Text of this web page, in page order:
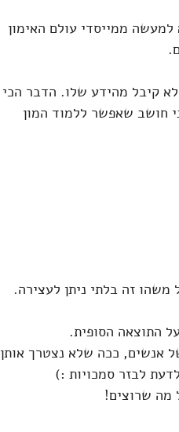
ממייסדי עולם האימון
קיבל מהידע שלו. הדבר הכי
חושב שאפשר ללמוד המון
אנשים, ככה שלא נצטרך אותן
לבזר סמכויות :)
מה שרוצים!